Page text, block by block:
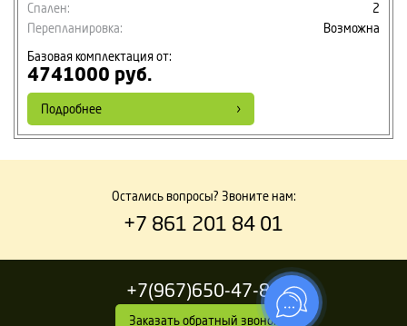
Спален:
2
Перепланировка:
Возможна
Базовая комплектация от:
4741000 руб.
Подробнее
Остались вопросы? Звоните нам:
+7 861 201 84 01
+7(967)650-47-81
Заказать обратный звонок